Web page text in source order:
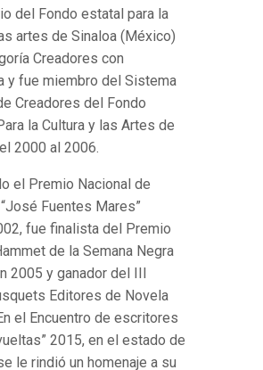
del Fondo estatal para la
artes de Sinaloa (México)
Creadores con
y fue miembro del Sistema
Creadores del Fondo
la Cultura y las Artes de
2000 al 2006.
el Premio Nacional de
Fuentes Mares”
fue finalista del Premio
de la Semana Negra
2005 y ganador del III
Editores de Novela
el Encuentro de escritores
2015, en el estado de
le rindió un homenaje a su